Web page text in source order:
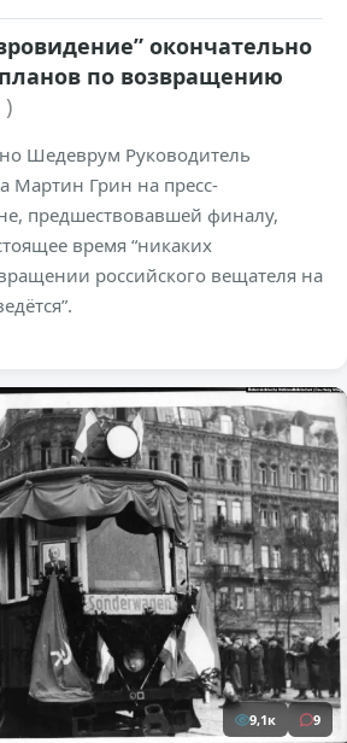
окончательно
по возвращению
Шедеврум Руководитель
Мартин Грин на пресс-
предшествовавшей финалу,
время “никаких
российского вещателя на
9,1к 9